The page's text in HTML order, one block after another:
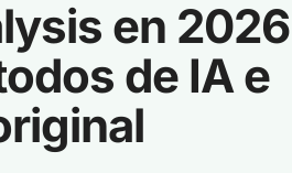
en
de IA e